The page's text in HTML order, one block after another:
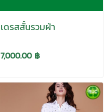
เดรสสั้นรวมผ้า
7,000.00 ฿